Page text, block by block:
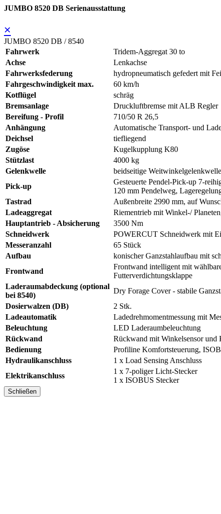
JUMBO 8520 DB Serienausstattung
×
JUMBO 8520 DB / 8540
Fahrwerk
Tridem-Aggregat 30 to
Achse
Lenkachse
Fahrwerksfederung
hydropneumatisch gefedert mit
Fahrgeschwindigkeit max.
60 km/h
Kotflügel
schräg
Bremsanlage
Druckluftbremse mit ALB Regler
Bereifung - Profil
710/50 R 26,5
Anhängung
Automatische Transport- und
Deichsel
tiefliegend
Zugöse
Kugelkupplung K80
Stützlast
4000 kg
Gelenkwelle
beidseitige
Pick-up
Gesteuerte Pendel-Pick-up 7-
120 mm Pendelweg,
Tastrad
Außenbreite 2990 mm, auf
Ladeaggregat
Riementrieb mit Winkel-/
Hauptantrieb - Absicherung
3500 Nm
Schneidwerk
POWERCUT Schneidwerk mit
Messeranzahl
65 Stück
Aufbau
konischer Ganzstahlaufbau mit
Frontwand
Frontwand intelligent mit
Futterverdichtungsklappe
Laderaumabdeckung (optional
bei 8540)
Dry Forage Cover - stabile
Dosierwalzen (DB)
2 Stk.
Ladeautomatik
Ladedrehmomentmessung mit
Beleuchtung
LED Laderaumbeleuchtung
Rückwand
Rückwand mit Winkelsensor und
Bedienung
Profiline Komfortsteuerung,
Hydraulikanschluss
1 x Load Sensing Anschluss
Elektrikanschluss
1 x 7-poliger Licht-Stecker
1 x ISOBUS Stecker
Schließen